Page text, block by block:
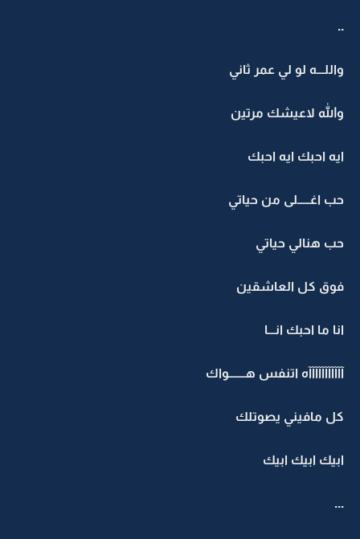
..
واللـــه لو لي عمر ثاني
والله لاعيشك مرتين
ايه احبك ايه احبك
حب اغـــــلى من حياتي
حب هنالي حياتي
فوق كل العاشقين
انا ما احبك انـــا
آآآآآآآآآآآه اتنفس هـــــــواك
كل مافيني يصوتلك
ابيك ابيك ابيك
...